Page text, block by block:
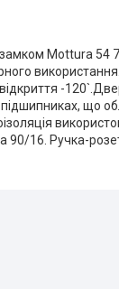
замком Mottura 54
-
що
90/16. Ручка-